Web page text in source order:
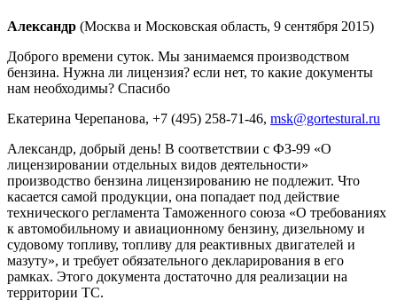
Александр (Москва и Московская область, 9 сентября 2015)
Доброго времени суток. Мы занимаемся производством
бензина. Нужна ли лицензия? если нет, то какие документы
нам необходимы? Спасибо
Екатерина Черепанова, +7 (495) 258-71-46, msk@gortestural.ru
Александр, добрый день! В соответствии с ФЗ-99 «О
лицензировании отдельных видов деятельности»
производство бензина лицензированию не подлежит. Что
касается самой продукции, она попадает под действие
технического регламента Таможенного союза «О требованиях
к автомобильному и авиационному бензину, дизельному и
судовому топливу, топливу для реактивных двигателей и
мазуту», и требует обязательного декларирования в его
рамках. Этого документа достаточно для реализации на
территории ТС.